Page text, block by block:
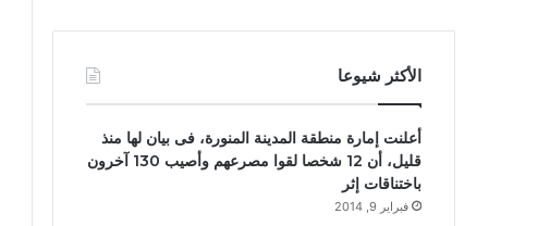
الأكثر شيوعا
أعلنت إمارة منطقة المدينة المنورة، فى بيان لها منذ
قليل، أن 12 شخصا لقوا مصرعهم وأصيب 130 آخرون
باختناقات إثر
فبراير 9, 2014